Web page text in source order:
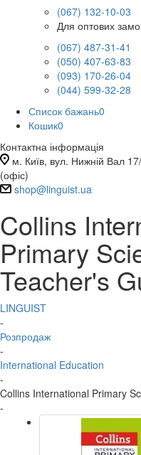
(067) 132-10-03
Для оптових
(067) 487-31-41
(050) 407-63-83
(093) 170-26-04
(044) 599-32-28
Список бажань0
Кошик0
Контактна інформація
м. Київ, вул. Нижній Вал
(офіс)
shop@linguist.ua
Collins
Primary
Teacher's
LINGUIST
-
Розпродаж
-
International Education
-
Collins International Primary
-